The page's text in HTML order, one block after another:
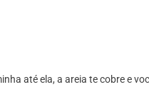
até ela, a areia te cobre e